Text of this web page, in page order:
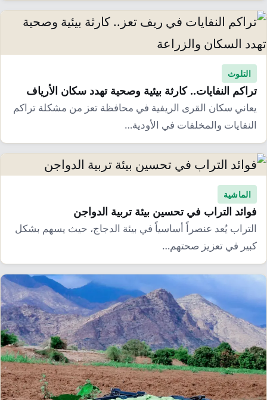
التلوث
تراكم النفايات.. كارثة بيئية وصحية تهدد سكان الأرياف
يعاني سكان القرى الريفية في محافظة تعز من مشكلة تراكم
النفايات والمخلفات في الأودية…
الماشية
فوائد التراب في تحسين بيئة تربية الدواجن
التراب يُعد عنصراً أساسياً في بيئة الدجاج، حيث يسهم بشكل
كبير في تعزيز صحتهم…